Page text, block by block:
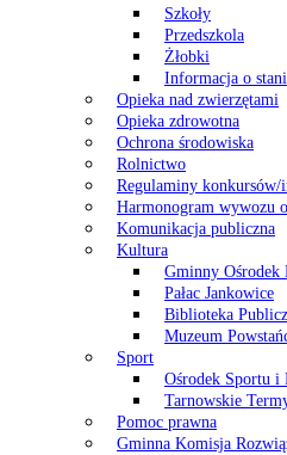
Szkoły
Przedszkola
Żłobki
Informacja o
Opieka nad zwierzętami
Opieka zdrowotna
Ochrona środowiska
Rolnictwo
Regulaminy konkursów/
Harmonogram wywozu
Komunikacja publiczna
Kultura
Gminny
Pałac Jankowice
Biblioteka
Muzeum
Sport
Ośrodek Sportu i
Tarnowskie
Pomoc prawna
Gminna Komisja